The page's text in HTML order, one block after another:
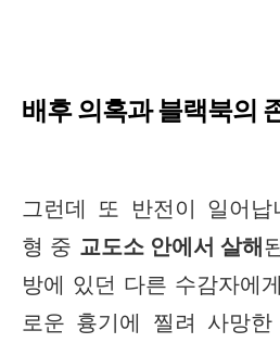
배후 의혹과 블랙북의
그런데 또 반전이 일어
형 중 교도소 안에서 살해
방에 있던 다른 수감자에
로운 흉기에 찔려 사망